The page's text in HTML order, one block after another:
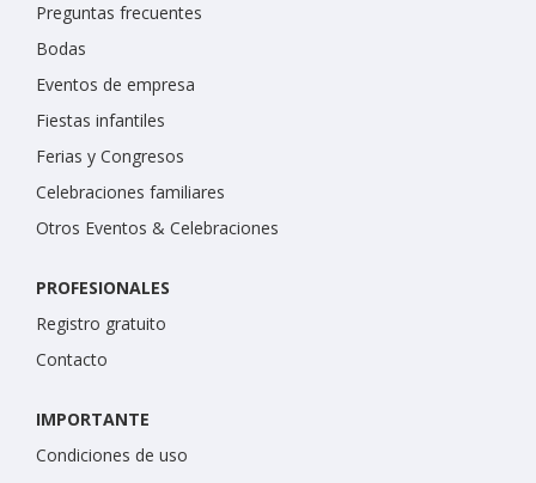
Preguntas frecuentes
Bodas
Eventos de empresa
Fiestas infantiles
Ferias y Congresos
Celebraciones familiares
Otros Eventos & Celebraciones
PROFESIONALES
Registro gratuito
Contacto
IMPORTANTE
Condiciones de uso